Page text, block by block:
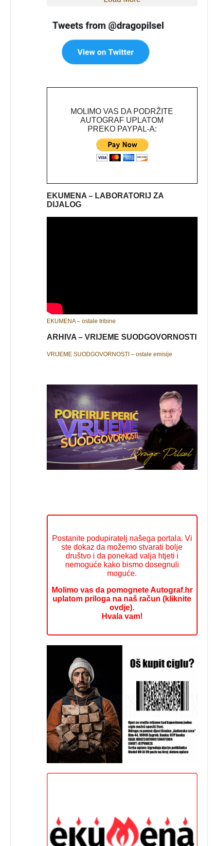
MOLIMO VAS DA PODRŽITE
AUTOGRAF UPLATOM
PREKO PAYPAL-A:
EKUMENA – LABORATORIJ ZA
DIJALOG
EKUMENA – ostale tribine
ARHIVA – VRIJEME SUODGOVORNOSTI
VRIJEME SUODGOVORNOSTI – ostale emisije
Postanite podupiratelj našega portala. Vi
ste dokaz da možemo stvarati bolje
društvo i da ponekad valja htjeti i
nemoguće kako bismo dosegnuli
moguće.
Molimo vas da pomognete Autograf.hr
uplatom priloga na naš račun (kliknite
ovdje).
Hvala vam!